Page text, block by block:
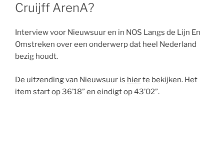
Cruijff ArenA?
Interview voor Nieuwsuur en in NOS Langs de Lijn En
Omstreken over een onderwerp dat heel Nederland
bezig houdt.
De uitzending van Nieuwsuur is hierte bekijken. Het
item start op 36’18” en eindigt op 43’02”.